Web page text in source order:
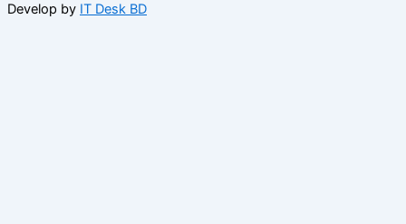
Develop by IT Desk BD